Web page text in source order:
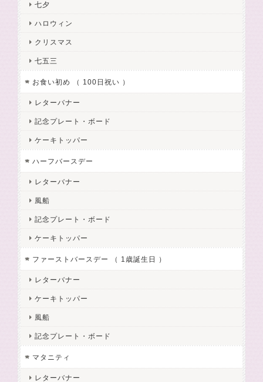
七夕
ハロウィン
クリスマス
七五三
お食い初め （ 100日祝い ）
レターバナー
記念プレート・ボード
ケーキトッパー
ハーフバースデー
レターバナー
風船
記念プレート・ボード
ケーキトッパー
ファーストバースデー （ 1歳誕生日 ）
レターバナー
ケーキトッパー
風船
記念プレート・ボード
マタニティ
レターバナー